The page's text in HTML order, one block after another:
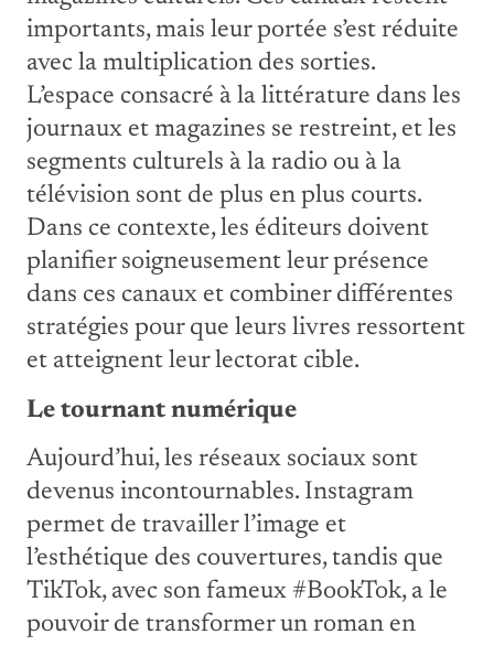
importants, mais leur portée s’est réduite
avec la multiplication des sorties.
L’espace consacré à la littérature dans les
journaux et magazines se restreint, et les
segments culturels à la radio ou à la
télévision sont de plus en plus courts.
Dans ce contexte, les éditeurs doivent
planifier soigneusement leur présence
dans ces canaux et combiner différentes
stratégies pour que leurs livres ressortent
et atteignent leur lectorat cible.
Le tournant numérique
Aujourd’hui, les réseaux sociaux sont
devenus incontournables. Instagram
permet de travailler l’image et
l’esthétique des couvertures, tandis que
TikTok, avec son fameux #BookTok, a le
pouvoir de transformer un roman en